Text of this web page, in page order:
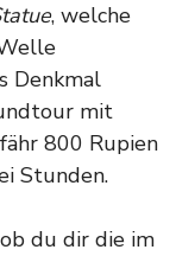
, welche
Denkmal
mit
800 Rupien
Stunden.
du dir die im